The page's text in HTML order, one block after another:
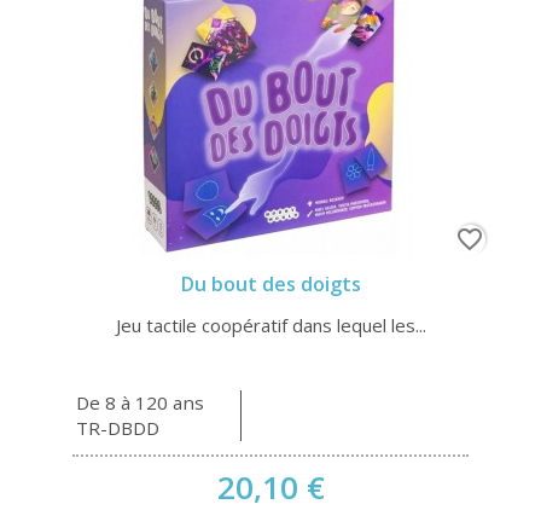
Du bout des doigts
Jeu tactile coopératif dans lequel les...
De 8 à 120 ans
TR-DBDD
20,10 €
favorite_border